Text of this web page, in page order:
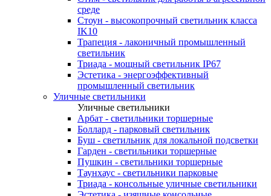
среде
Стоун - высокопрочный светильник класса
IK10
Трапеция - лаконичный промышленный
светильник
Триада - мощный светильник IP67
Эстетика - энергоэффективный
промышленный светильник
Уличные светильники
Уличные светильники
Арбат - светильники торшерные
Боллард - парковый светильник
Буш - светильник для локальной подсветки
Гарден - светильники торшерные
Пушкин - светильники торшерные
Таунхаус - светильники парковые
Триада - консольные уличные светильники